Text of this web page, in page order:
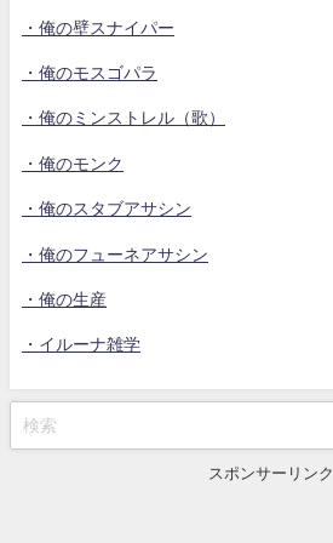
・俺の壁スナイパー
・俺のモスゴパラ
・俺のミンストレル（歌）
・俺のモンク
・俺のスタブアサシン
・俺のフューネアサシン
・俺の生産
・イルーナ雑学
スポンサーリンク